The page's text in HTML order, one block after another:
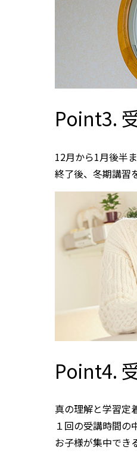
Point3.
12月から1月後半
終了後、冬期講習
Point4.
真の理解と学習定
１回の受講時間の
お子様が集中でき